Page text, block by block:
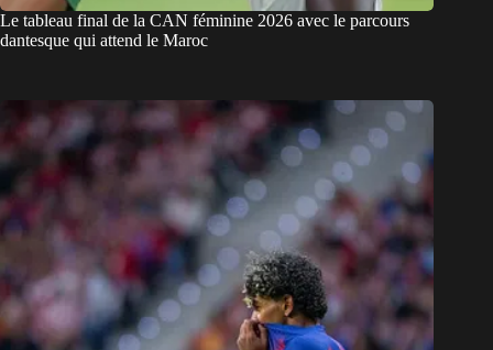
Le tableau final de la CAN féminine 2026 avec le parcours
dantesque qui attend le Maroc